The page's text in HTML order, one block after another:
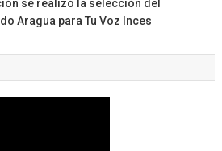
se realizó la selección del
Aragua para Tu Voz Inces